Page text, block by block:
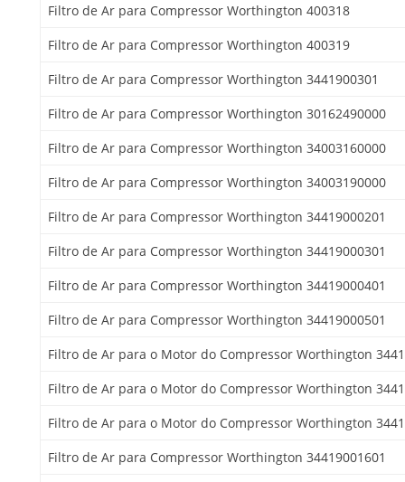
Filtro de Ar para Compressor Worthington 400318
Filtro de Ar para Compressor Worthington 400319
Filtro de Ar para Compressor Worthington 3441900301
Filtro de Ar para Compressor Worthington 30162490000
Filtro de Ar para Compressor Worthington 34003160000
Filtro de Ar para Compressor Worthington 34003190000
Filtro de Ar para Compressor Worthington 34419000201
Filtro de Ar para Compressor Worthington 34419000301
Filtro de Ar para Compressor Worthington 34419000401
Filtro de Ar para Compressor Worthington 34419000501
Filtro de Ar para o Motor do Compressor Worthington
Filtro de Ar para o Motor do Compressor Worthington
Filtro de Ar para o Motor do Compressor Worthington
Filtro de Ar para Compressor Worthington 34419001601